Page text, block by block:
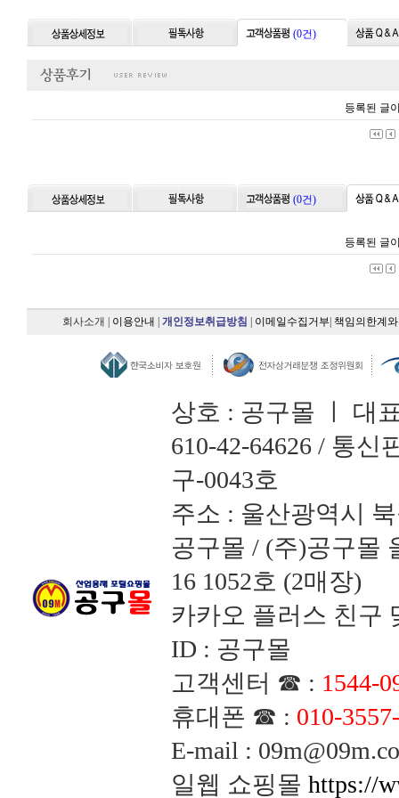
(0건)
등록된 글
(0건)
등록된 글
회사소개 이용안내 개인정보취급방침 이메일수집거부 책임의한계
상호 : 공구몰 ㅣ 대
610-42-64626 / 통신
구-0043호
주소 : 울산광역시
공구몰 / (주)공구몰
16 1052호 (2매장)
카카오 플러스 친구
ID : 공구몰
고객센터 ☎ : 1544-
휴대폰 ☎ : 010-
E-mail :
일웹 쇼핑몰 https://